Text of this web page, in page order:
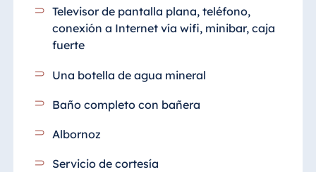
Malta
Antonine Hotel &
Spa Malta
Mauricio
Resort & Spa
Televisor de pantalla plana, teléfono,
conexión a Internet vía wifi, minibar, caja
fuerte
Una botella de agua mineral
Baño completo con bañera
Albornoz
Servicio de cortesía